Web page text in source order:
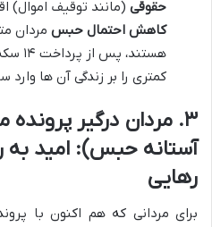
حقوقی (مانند توقیف اموال)
کاهش احتمال حبس مردان
کمتری را بر زندگی آن ها وارد
۳. مردان درگیر پرونده
آستانه حبس): امید به
رهایی
برای مردانی که هم اکنون با